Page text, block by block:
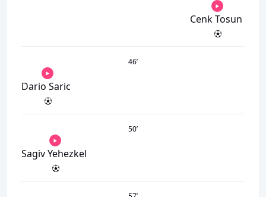
Cenk Tosun
46’
Dario Saric
50’
Sagiv Yehezkel